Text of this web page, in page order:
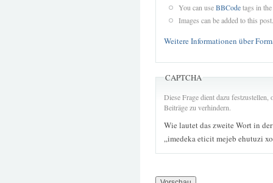
You can useBBCodetags in
Images can be added to this post.
Weitere Informationen über
CAPTCHA
Diese Frage dient dazu
Beiträge zu verhindern.
Wie lautet das zweite Wort in
„imedeka eticit mejeb ehutuzi